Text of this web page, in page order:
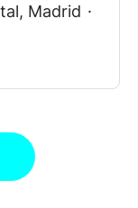
Madrid ·